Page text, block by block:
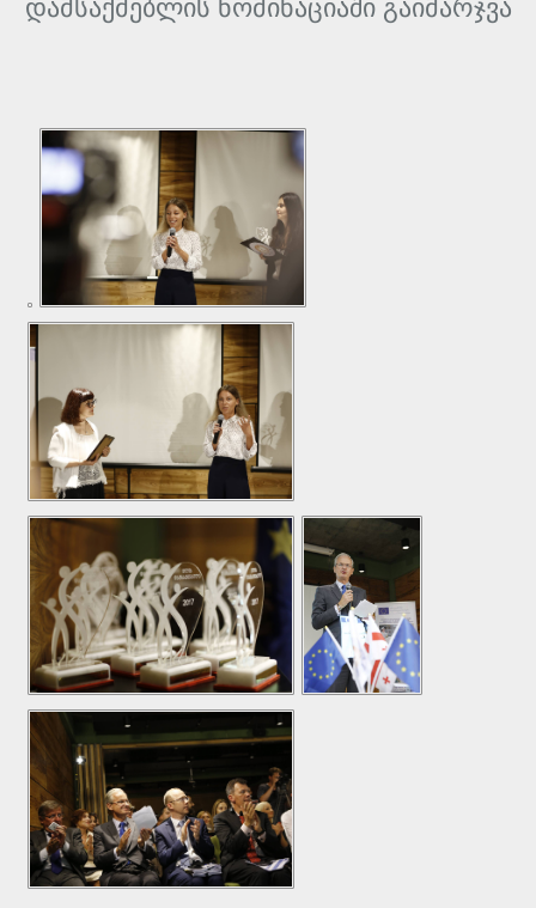
დამსაქმებლის ნომინაციაში გაიმარჯვა